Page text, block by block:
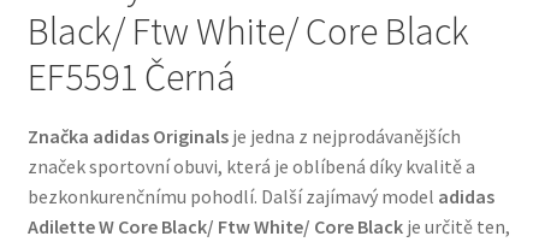
Black/ Ftw White/ Core Black
EF5591 Černá
Značka adidas Originalsje jedna z nejprodávanějších
značek sportovní obuvi, která je oblíbená díky kvalitě a
bezkonkurenčnímu pohodlí. Další zajímavý model adidas
Adilette W Core Black/ Ftw White/ Core Blackje určitě ten,